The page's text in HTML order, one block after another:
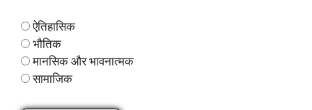
ऐतिहासिक
भौतिक
मानसिक और भावनात्मक
सामाजिक